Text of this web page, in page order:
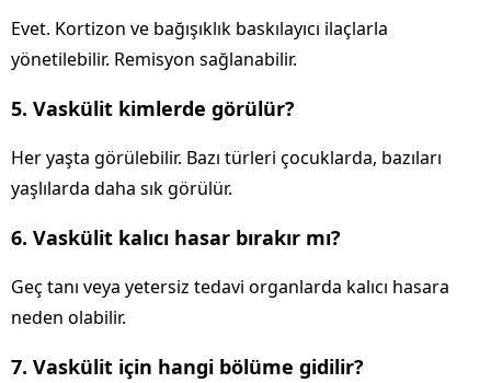
Evet. Kortizon ve bağışıklık baskılayıcı ilaçlarla
yönetilebilir. Remisyon sağlanabilir.
5. Vaskülit kimlerde görülür?
Her yaşta görülebilir. Bazı türleri çocuklarda, bazıları
yaşlılarda daha sık görülür.
6. Vaskülit kalıcı hasar bırakır mı?
Geç tanı veya yetersiz tedavi organlarda kalıcı hasara
neden olabilir.
7. Vaskülit için hangi bölüme gidilir?